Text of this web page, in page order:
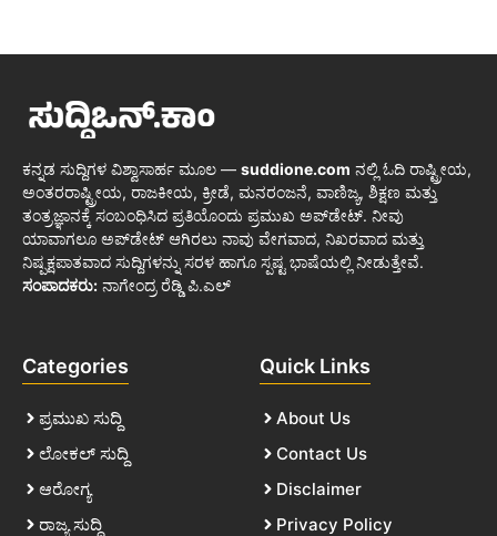
ಕನ್ನಡ ಸುದ್ದಿಗಳ ವಿಶ್ವಾಸಾರ್ಹ ಮೂಲ — suddione.com ನಲ್ಲಿ ಓದಿ ರಾಷ್ಟ್ರೀಯ,
ಅಂತರರಾಷ್ಟ್ರೀಯ, ರಾಜಕೀಯ, ಕ್ರೀಡೆ, ಮನರಂಜನೆ, ವಾಣಿಜ್ಯ, ಶಿಕ್ಷಣ ಮತ್ತು
ತಂತ್ರಜ್ಞಾನಕ್ಕೆ ಸಂಬಂಧಿಸಿದ ಪ್ರತಿಯೊಂದು ಪ್ರಮುಖ ಅಪ್‌ಡೇಟ್. ನೀವು
ಯಾವಾಗಲೂ ಅಪ್‌ಡೇಟ್ ಆಗಿರಲು ನಾವು ವೇಗವಾದ, ನಿಖರವಾದ ಮತ್ತು
ನಿಷ್ಪಕ್ಷಪಾತವಾದ ಸುದ್ದಿಗಳನ್ನು ಸರಳ ಹಾಗೂ ಸ್ಪಷ್ಟ ಭಾಷೆಯಲ್ಲಿ ನೀಡುತ್ತೇವೆ.
ಸಂಪಾದಕರು: ನಾಗೇಂದ್ರ ರೆಡ್ಡಿ ಪಿ.ಎಲ್
Categories
ಪ್ರಮುಖ ಸುದ್ದಿ
ಲೋಕಲ್ ಸುದ್ದಿ
ಆರೋಗ್ಯ
ರಾಜ್ಯ ಸುದ್ದಿ
Quick Links
About Us
Contact Us
Disclaimer
Privacy Policy